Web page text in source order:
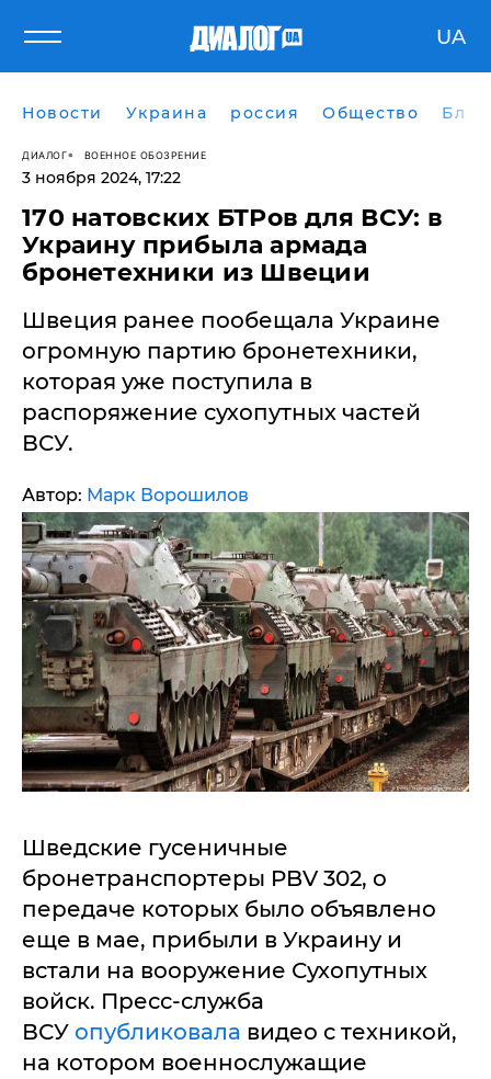
UA
Новости Украина россия Общество
ДИАЛОГ ВОЕННОЕ ОБОЗРЕНИЕ
3 ноября 2024, 17:22
170 натовских БТРов для ВСУ: в
Украину прибыла армада
бронетехники из Швеции
Швеция ранее пообещала Украине
огромную партию бронетехники,
которая уже поступила в
распоряжение сухопутных частей
ВСУ.
Автор: Марк Ворошилов
Шведские гусеничные
бронетранспортеры PBV 302, о
передаче которых было объявлено
еще в мае, прибыли в Украину и
встали на вооружение Сухопутных
войск. Пресс-служба
ВСУ опубликовала видео с техникой,
на котором военнослужащие